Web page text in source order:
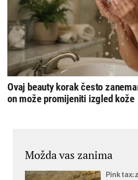
Ovaj beauty korak često
on može promijeniti izgled kože
Možda vas zanima
Pink tax: